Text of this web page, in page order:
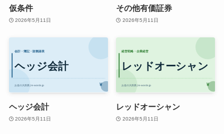
仮条件
2026年5月11日
その他有価証券
2026年5月11日
ヘッジ会計
2026年5月11日
レッドオーシャン
2026年5月11日